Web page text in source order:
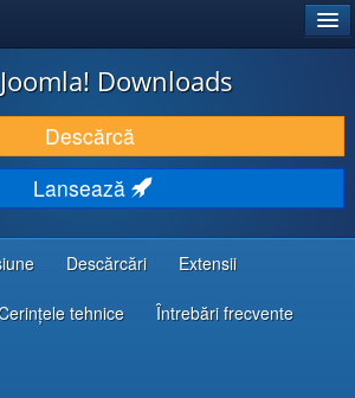
Joomla! Downloads
Descărcă
Lansează
Descărcări Extensii
tehnice Întrebări frecvente